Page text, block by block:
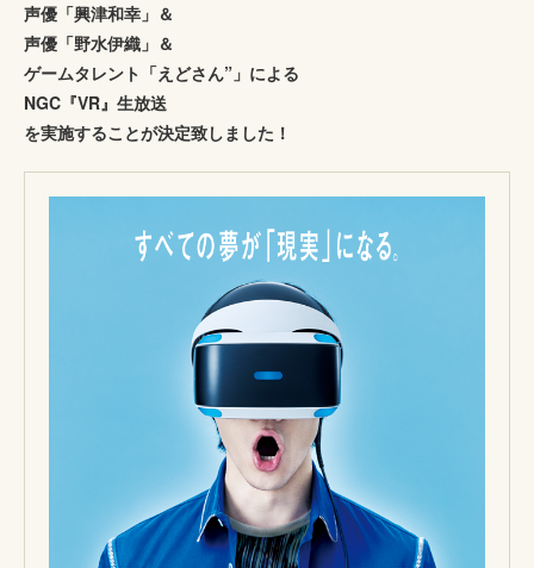
声優「興津和幸」＆
声優「野水伊織」＆
ゲームタレント「えどさん”」による
NGC『VR』生放送
を実施することが決定致しました！